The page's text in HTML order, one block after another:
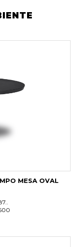
MESA OVAL